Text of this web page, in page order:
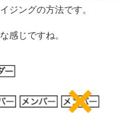
ジングの方法です。
感じですね。